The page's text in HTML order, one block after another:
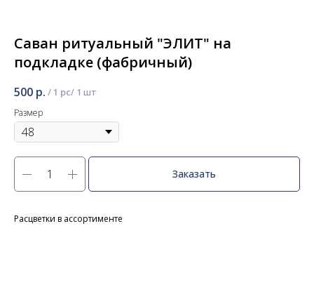
Саван ритуальный "ЭЛИТ" на
подкладке (фабричный)
500 р. / 1 pc
Размер
Заказать
Расцветки в ассортименте